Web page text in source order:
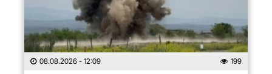
08.08.2026 - 12:09 199